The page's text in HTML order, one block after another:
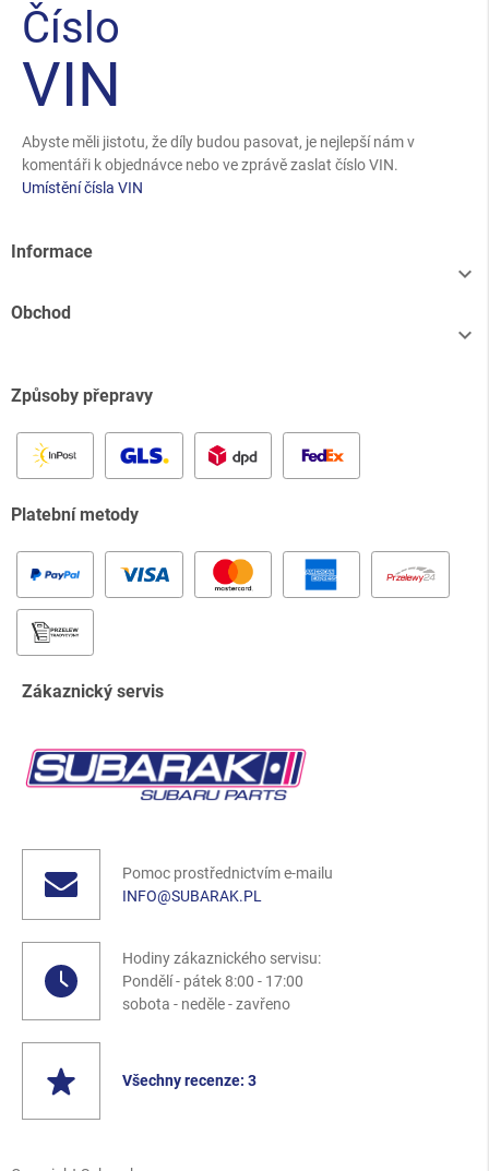
Číslo
VIN
Abyste měli jistotu, že díly budou pasovat, je nejlepší nám v
komentáři k objednávce nebo ve zprávě zaslat číslo VIN.
Umístění čísla VIN
Informace

Obchod

Způsoby přepravy
Platební metody
Zákaznický servis
Pomoc prostřednictvím e-mailu
INFO@SUBARAK.PL
Hodiny zákaznického servisu:
Pondělí - pátek 8:00 - 17:00
sobota - neděle - zavřeno
Všechny recenze: 3